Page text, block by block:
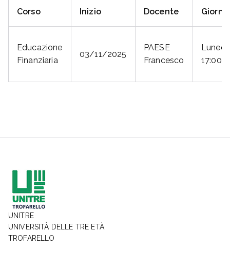
Corso Inizio Docente
Educazione
Finanziaria
03/11/2025
PAESE
Francesco
Lunedì
17:00-
UNITRE
UNIVERSITÀ DELLE TRE ETÀ
TROFARELLO